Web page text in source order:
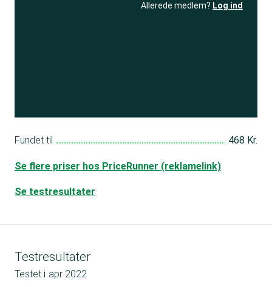
Allerede medlem? Log ind
Fundet til 468 Kr.
Se flere priser hos PriceRunner (reklamelink)
Se testresultater
Testresultater
Testet i apr 2022